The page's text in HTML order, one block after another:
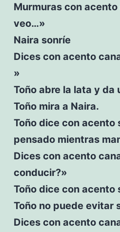
Murmuras con
veo…»
Naira sonríe
Dices con acento
»
Toño abre la lata y da
Toño mira a Naira.
Toño dice con acento
pensado mientras
Dices con acento
conducir?»
Toño dice con acento
Toño no puede evitar
Dices con acento